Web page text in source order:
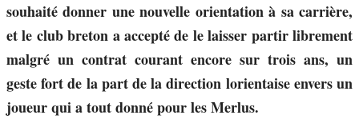
souhaité donner une nouvelle orientation à sa carrière,
et le club breton a accepté de le laisser partir librement
malgré un contrat courant encore sur trois ans, un
geste fort de la part de la direction lorientaise envers un
joueur qui a tout donné pour les Merlus.